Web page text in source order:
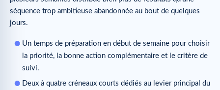
séquence trop ambitieuse abandonnée au bout de quelques
jours.
Un temps de préparation en début de semaine pour choisir
la priorité, la bonne action complémentaire et le critère de
suivi.
Deux à quatre créneaux courts dédiés au levier principal du